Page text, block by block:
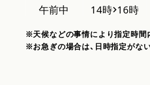
※天候などの事情により指定時間
※お急ぎの場合は、日時指定がな